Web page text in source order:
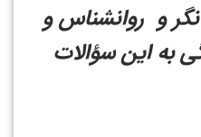
و روانشناس و
به این سؤالات